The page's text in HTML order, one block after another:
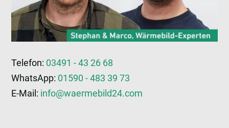
Telefon: 03491 - 43 26 68
WhatsApp: 01590 - 483 39 73
E-Mail: info@waermebild24.com